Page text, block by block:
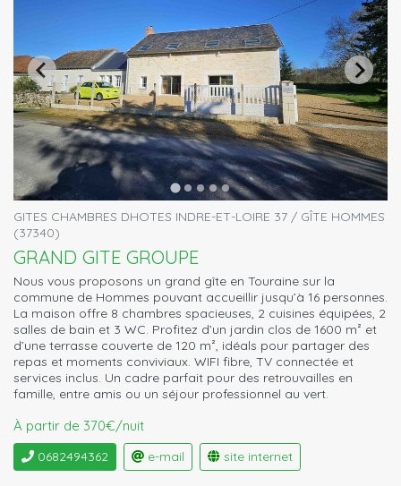
GITES CHAMBRES DHOTES INDRE-ET-LOIRE 37 / GÎTE HOMMES
(37340)
GRAND GITE GROUPE
Nous vous proposons un grand gîte en Touraine sur la
commune de Hommes pouvant accueillir jusqu’à 16 personnes.
La maison offre 8 chambres spacieuses, 2 cuisines équipées, 2
salles de bain et 3 WC. Profitez d’un jardin clos de 1600 m² et
d’une terrasse couverte de 120 m², idéals pour partager des
repas et moments conviviaux. WIFI fibre, TV connectée et
services inclus. Un cadre parfait pour des retrouvailles en
famille, entre amis ou un séjour professionnel au vert.
À partir de 370€/nuit
0682494362 e-mail site internet